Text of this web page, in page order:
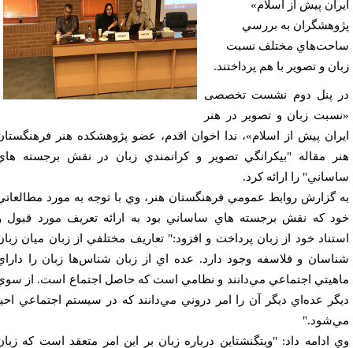
پیش از اسلام»
به بررسي
مختلف نسبت
و تصوير با هم پرداختند.
پنل دوم نشست تخصصی
زبان و تصویر در هنر
پیش از اسلام»،‌ ندا اخوان اقدم، عضو پژوهشكده هنر فرهنگستان
مقاله "بيكرانگي تصوير و كرانمندي زبان در نقش برجسته هاي
را ارائه كرد.
گزارش روابط عمومي فرهنگستان هنر، وي با توجه به مورد مطالعاتي
كه نقش برجسته هاي ساساني بود به ارائه تعريف مورد قبول و
خود از زبان پرداخت و افزود:" تعاريف مختلفي از زبان ميان زبان
و فلاسفه وجود دارد. عده اي از زبان شناس‌ها زبان را داراي
اجتماعي مي‌دانند و نظامي است كه حاصل اجتماع است. از سوي
عده‌ا‌ي ديگر آن را امر دروني مي‌دانند كه در سيستم اجتماعي احيا
ادامه داد: "ويتگنشتاين درباره زبان بر اين امر متعقد است كه زبان